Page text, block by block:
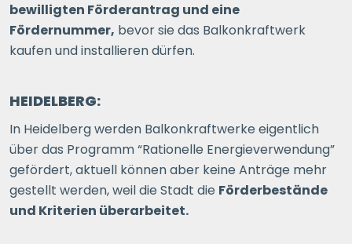
bewilligten Förderantrag und eine
Fördernummer, bevor sie das Balkonkraftwerk
kaufen und installieren dürfen.
HEIDELBERG:
In Heidelberg werden Balkonkraftwerke eigentlich
über das Programm “Rationelle Energieverwendung”
gefördert, aktuell können aber keine Anträge mehr
gestellt werden, weil die Stadt die Förderbestände
und Kriterien überarbeitet.